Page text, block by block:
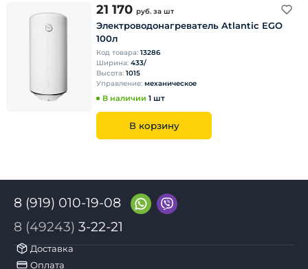
21 170 руб. за шт
Электроводонагреватель Atlantic EGO
100л
Код товара: 13286
Ширина: 433/
Высота: 1015
Управление: механическое
В наличии 1 шт
В корзину
8 (919) 010-19-08
8 (49243) 3-22-21
Доставка
Оплата